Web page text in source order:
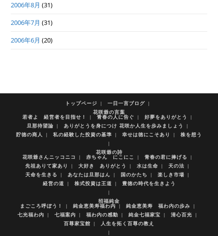
2006年8月 (31)
2006年7月 (31)
2006年6月 (20)
トップページ
一日一言ブログ
花咲爺の言葉
若者よ 経営者を目指せ！ 青春の人に告ぐ
好夢をありがとう
旦那待望論
ありがとうを身につけ 花咲か人生を歩みましょう
貯徳の商人
私の経験した投資の基準 幸せは徳にこそあり 株を想う
花咲爺の詩
花咲爺さんニッコニコ 赤ちゃん にこにこ
青春の君に捧げる
先祖ありて家あり
大好き ありがとう 水は生命
天の法
天命を生きる
あなたは旦那はん 国のかたち
楽しき市場
経営の道
株式投資は王道 豊徳の時代を生きよう
招福純金
まごころ呼ぼう！ 純金恵美寿福わ内
純金恵美寿 福わ内の歩み
七光福わ内
七福案内 福わ内の感動 純金七福家宝
清心百光
百尊家宝館
人生を拓く百尊の教え